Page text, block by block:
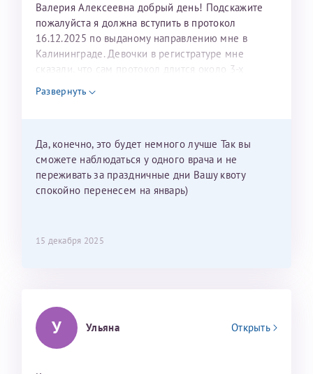
Валерия Алексеевна добрый день! Подскажите
пожалуйста я должна вступить в протокол
16.12.2025 по выданому направлению мне в
Калининграде. Девочки в регистратуре мне
сказали, что сам протокол длится около 3-х
недель и 3 недели я должна находится в Питере.
Можно мне новый год провести в Калининграде и
Развернуть
Да, конечно, это будет немного лучше Так вы
сможете наблюдаться у одного врача и не
переживать за праздничные дни Вашу квоту
спокойно перенесем на январь)
15 декабря 2025
У Ульяна Открыть